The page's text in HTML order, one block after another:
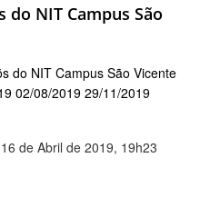
do NIT Campus São
do NIT Campus São Vicente
02/08/2019 29/11/2019
de Abril de 2019, 19h23